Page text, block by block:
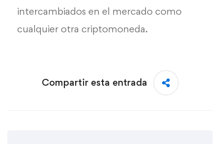
intercambiados en el mercado como
cualquier otra criptomoneda.
Compartir esta entrada